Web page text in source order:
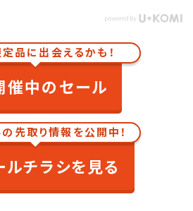
品に出会えるかも！
催中のセール
先取り情報を公開中！
ルチラシを見る